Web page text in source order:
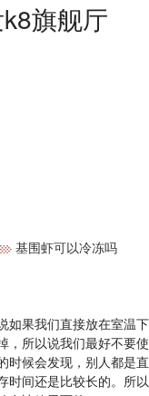
旗舰厅
基围虾可以冷冻吗
果我们直接放在室温下
，所以说我们最好不要使
时候会发现，别人都是直
时间还是比较长的。所以